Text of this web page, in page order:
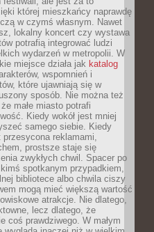
której mieszkańcy naprawdę
w czymś własnym. Nawet
lokalny koncert czy wystawa
potrafią integrować ludzi
wydarzeń w metropolii. W
miejsce działa jak katalog
wspomnień i
które ujawniają się w
sposób. Nie można też
małe miasto potrafi
Kiedy wokół jest mniej
samego siebie. Kiedy
reklamami,
prostsze staje się
zwykłych chwil. Spacer po
spotkanym przypadkiem,
bibliotece albo chwila ciszy
mogą mieć większą wartość
atrakcje. Nie dlatego,
lecz dlatego, że
coś prawdziwego. W małym